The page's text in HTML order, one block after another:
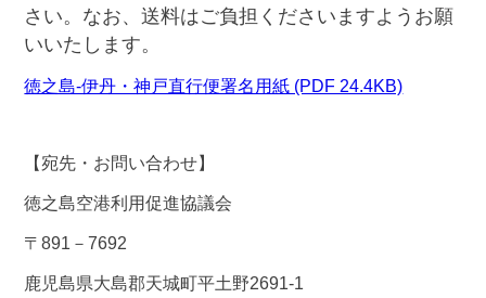
さい。なお、送料はご負担くださいますようお願
いいたします。
徳之島-伊丹・神戸直行便署名用紙 (PDF 24.4KB)
【宛先・お問い合わせ】
徳之島空港利用促進協議会
〒891－7692
鹿児島県大島郡天城町平土野2691-1